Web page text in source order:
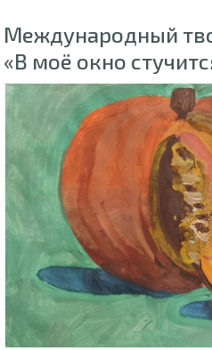
Международный
«В моё окно